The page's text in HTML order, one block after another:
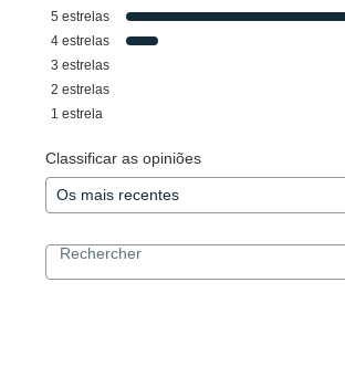
5 estrelas
4 estrelas
3 estrelas
2 estrelas
1 estrela
Classificar as opiniões